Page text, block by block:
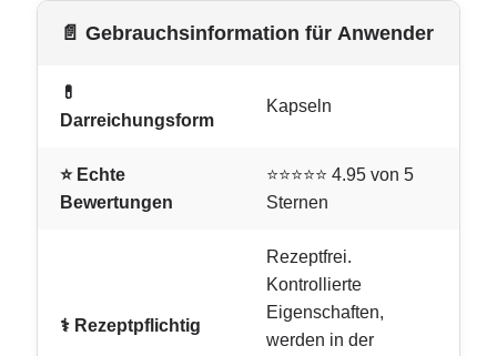
📄 Gebrauchsinformation für Anwender
💊
Darreichungsform
Kapseln
⭐ Echte
Bewertungen
⭐⭐⭐⭐⭐ 4.95 von 5
Sternen
⚕️ Rezeptpflichtig
Rezeptfrei.
Kontrollierte
Eigenschaften,
werden in der